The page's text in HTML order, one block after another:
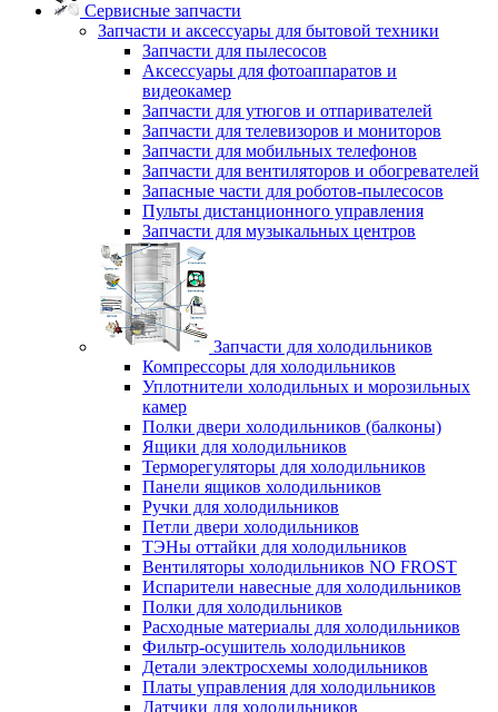
Сервисные запчасти
Запчасти и аксессуары для бытовой техники
Запчасти для пылесосов
Аксессуары для фотоаппаратов и
видеокамер
Запчасти для утюгов и отпаривателей
Запчасти для телевизоров и мониторов
Запчасти для мобильных телефонов
Запчасти для вентиляторов и обогревателей
Запасные части для роботов-пылесосов
Пульты дистанционного управления
Запчасти для музыкальных центров
Запчасти для холодильников
Компрессоры для холодильников
Уплотнители холодильных и морозильных
камер
Полки двери холодильников (балконы)
Ящики для холодильников
Терморегуляторы для холодильников
Панели ящиков холодильников
Ручки для холодильников
Петли двери холодильников
ТЭНы оттайки для холодильников
Вентиляторы холодильников NO FROST
Испарители навесные для холодильников
Полки для холодильников
Расходные материалы для холодильников
Фильтр-осушитель холодильников
Детали электросхемы холодильников
Платы управления для холодильников
Датчики для холодильников